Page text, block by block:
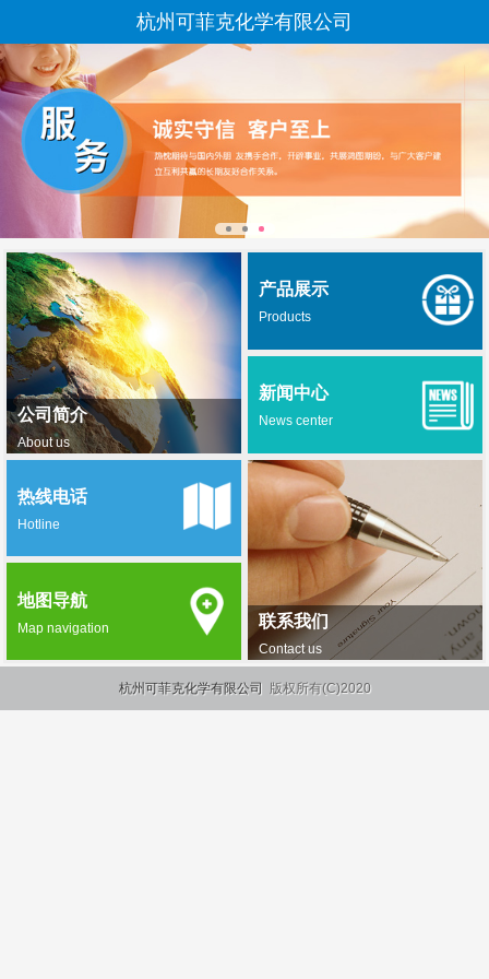
杭州可菲克化学有限公司
公司简介
About us
产品展示
Products
新闻中心
News center
联系我们
Contact us
热线电话
Hotline
地图导航
Map navigation
杭州可菲克化学有限公司 版权所有(C)2020